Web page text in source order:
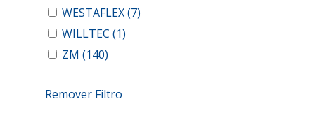
WESTAFLEX(7)
WILLTEC (1)
ZM (140)
Remover Filtro